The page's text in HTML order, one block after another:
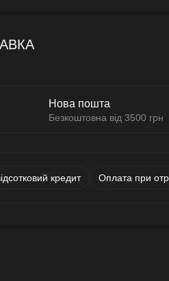
Нова пошта
Безкоштовна від 3500 грн
кредит Оплата при